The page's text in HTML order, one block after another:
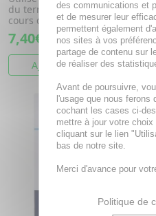
du terrain en particulier au
cours d'états infectieux v...
7,40€
AJOUTER AU PANIER
des communications et
et de mesurer leur
permettent également
nos sites à vos
partage de contenu sur
de réaliser des
Avant de poursuivre,
l'usage que nous ferons
cochant les cases ci-
mettre à jour votre
cliquant sur le lien
bas de notre site.
Merci d'avance pour
Politique de